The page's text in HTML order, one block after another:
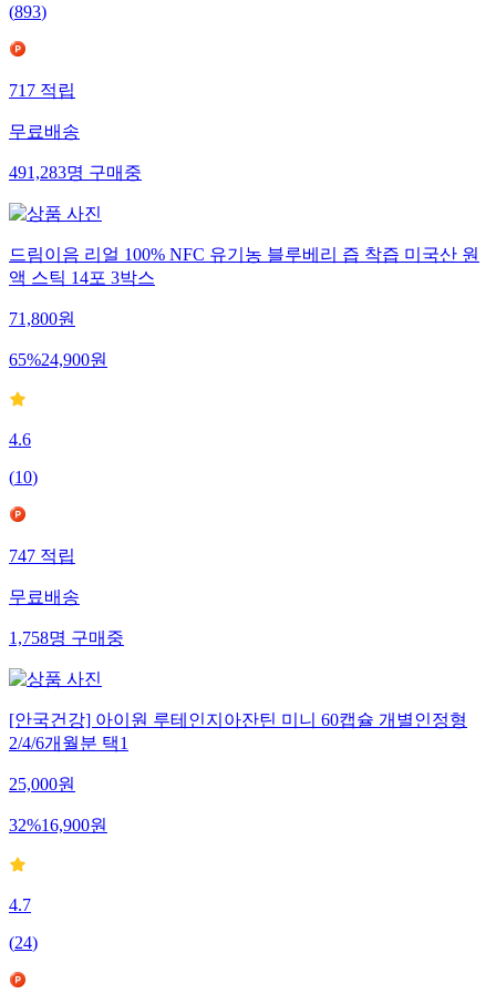
(893)
717적립
무료배송
491,283명구매중
드림이음 리얼 100% NFC 유기농 블루베리 즙 착즙 미국산 원
액 스틱 14포 3박스
71,800원
65%24,900원
4.6
(10)
747적립
무료배송
1,758명구매중
[안국건강] 아이원 루테인지아잔틴 미니 60캡슐 개별인정형
2/4/6개월분 택1
25,000원
32%16,900원
4.7
(24)